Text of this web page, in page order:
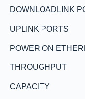
DOWNLOADLINK
UPLINK PORTS
POWER ON
THROUGHPUT
CAPACITY